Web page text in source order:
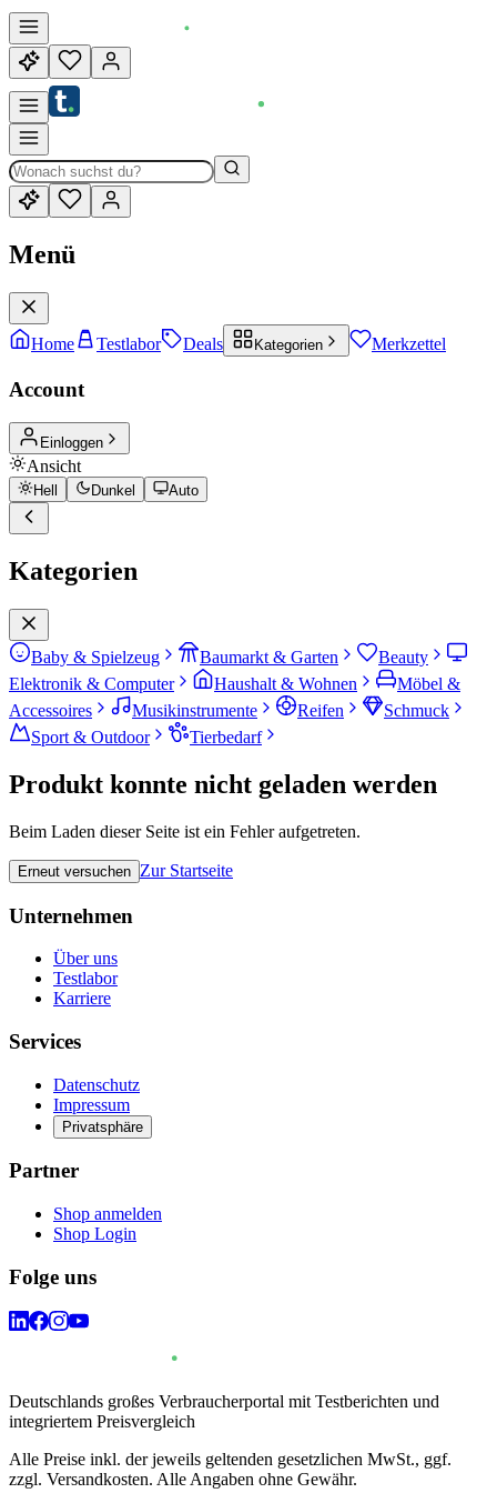
Menü
Home Testlabor Deals Kategorien Merkzettel
Account
Einloggen
Ansicht
Hell Dunkel Auto
Kategorien
Baby & Spielzeug Baumarkt & Garten
Beauty
Elektronik & Computer
Haushalt & Wohnen
Möbel &
Accessoires
Musikinstrumente Reifen
Schmuck
Sport & Outdoor
Tierbedarf
Produkt konnte nicht geladen werden
Beim Laden dieser Seite ist ein Fehler aufgetreten.
Erneut versuchen Zur Startseite
Unternehmen
Über uns
Testlabor
Karriere
Services
Datenschutz
Impressum
Privatsphäre
Partner
Shop anmelden
Shop Login
Folge uns
Deutschlands großes Verbraucherportal mit Testberichten und
integriertem Preisvergleich
Alle Preise inkl. der jeweils geltenden gesetzlichen MwSt., ggf.
zzgl. Versandkosten. Alle Angaben ohne Gewähr.